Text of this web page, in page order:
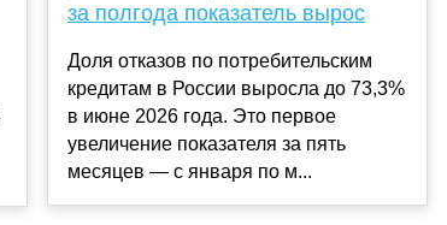
за полгода показатель вырос
Доля отказов по потребительским
кредитам в России выросла до 73,3%
в июне 2026 года. Это первое
увеличение показателя за пять
месяцев — с января по м...